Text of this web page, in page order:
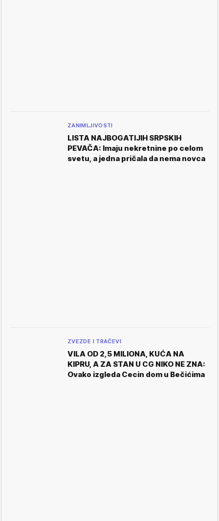
ZANIMLJIVOSTI
LISTA NAJBOGATIJIH SRPSKIH
PEVAČA: Imaju nekretnine po celom
svetu, a jedna pričala da nema novca
ZVEZDE I TRAČEVI
VILA OD 2,5 MILIONA, KUĆA NA
KIPRU, A ZA STAN U CG NIKO NE ZNA:
Ovako izgleda Cecin dom u Bečićima